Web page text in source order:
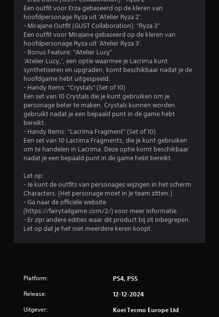
Een outfit voor Erza gebaseerd op de kleren van
hoofdpersonage Ryza uit 'Atelier Ryza 2'.
- Mirajane Outfit (GUST Collaboration): "Ryza 3"
Een outfit voor Mirajane gebaseerd op de kleren van
hoofdpersonage Ryza uit 'Atelier Ryza 3'.
- Bonus Feature: "Atelier Lucy"
'Atelier Lucy,', een optie waarmee je Lacrima kunt
synthetiseren en upgraden, komt beschikbaar nadat je de
hoofdgame hebt uitgespeeld.
- Handy Items: "Crystals" (Set of 10)
Een set van 10 Crystals die je kunt gebruiken om je
personage beter te maken. Crystals kunnen worden
gebruikt nadat je een bepaald punt in de game hebt
bereikt.
- Handy Items: "Lacrima Fragment" (Set of 10)
Een set van 10 Lacrima Fragments, die je kunt gebruiken
om te handelen in Lacrima. Deze optie komt beschikbaar
nadat je een bepaald punt in de game hebt bereikt.
Let op:
- Je kunt de outfits van personages wijzigen in het scherm
Characters. (Het personage moet in je team zitten.)
- Ga naar de officiële website
(https://fairytailgame.com/2/) voor meer informatie.
- Er zijn andere edities waar dit product bij zit inbegrepen.
Let op dat je het niet meerdere keren koopt.
Platform: PS4, PS5
Release: 12-12-2024
Uitgever: Koei Tecmo Europe Ltd